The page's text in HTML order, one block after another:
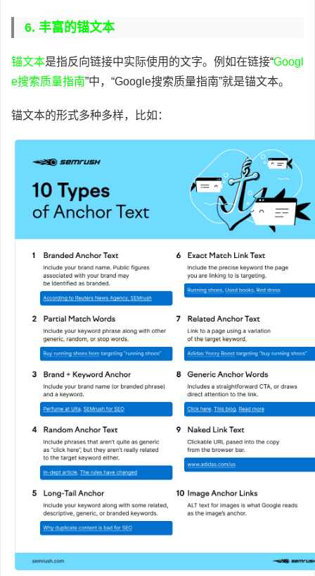
6. 丰富的锚文本
锚文本是指反向链接中实际使用的文字。例如在链接“Googl
e搜索质量指南”中，“Google搜索质量指南”就是锚文本。
锚文本的形式多种多样，比如：